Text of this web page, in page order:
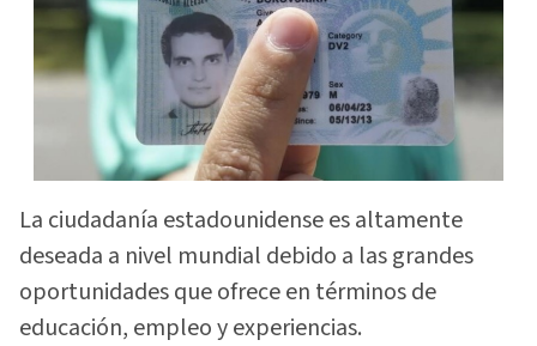
La ciudadanía estadounidense es altamente
deseada a nivel mundial debido a las grandes
oportunidades que ofrece en términos de
educación, empleo y experiencias.